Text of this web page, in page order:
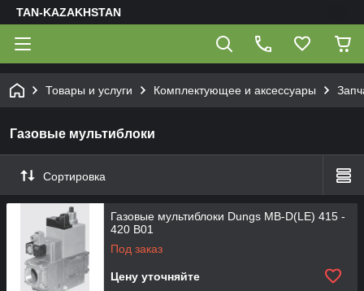
TAN-KAZAKHSTAN
Товары и услуги Комплектующее и аксессуары
Газовые мультиблоки
Сортировка
Газовые мультиблоки Dungs MB-D(LE) 415 -
420 B01
Под заказ
Цену уточняйте